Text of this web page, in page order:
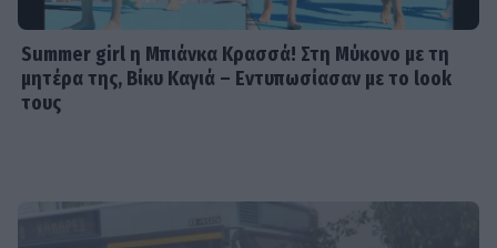
Summer girl η Μπιάνκα Κρασσά! Στη Μύκονο με τη
μητέρα της, Βίκυ Καγιά – Εντυπωσίασαν με το look
τους